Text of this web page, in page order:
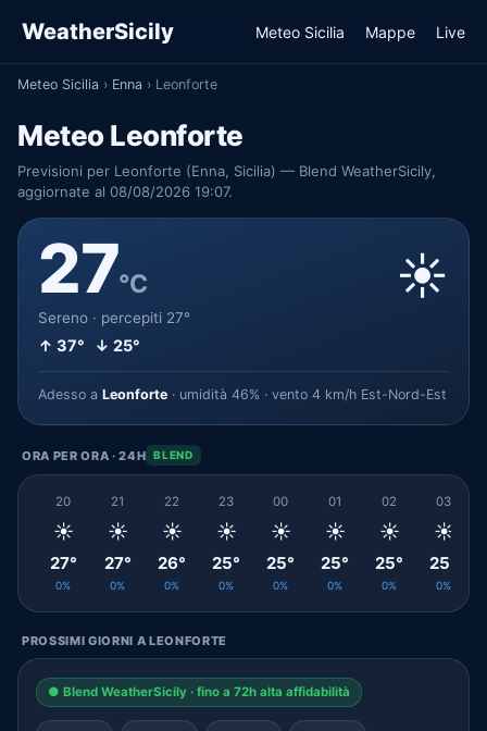
WeatherSicily Meteo Sicilia Mappe Live
Meteo Sicilia › Enna › Leonforte
Meteo Leonforte
Previsioni per Leonforte (Enna, Sicilia) — Blend WeatherSicily,
aggiornate al 08/08/2026 19:07.
27°C
Sereno · percepiti 27°
↑ 37° ↓ 25°
☀️
Adesso a Leonforte · umidità 46% · vento 4 km/h Est-Nord-Est
ORA PER ORA · 24H BLEND
20
☀️
27°
0%
21
☀️
27°
0%
22
☀️
26°
0%
23
☀️
25°
0%
00
☀️
25°
0%
01
☀️
25°
0%
02
☀️
25°
0%
03
☀️
25°
0%
PROSSIMI GIORNI A LEONFORTE
● Blend WeatherSicily · fino a 72h alta affidabilità